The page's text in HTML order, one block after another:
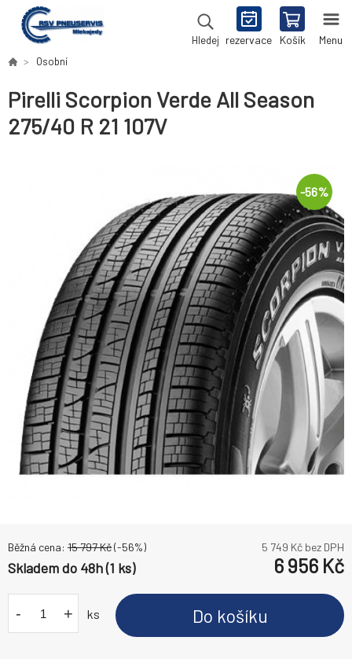
Hledej rezervace Košík Menu
Osobní
Pirelli Scorpion Verde All Season
275/40 R 21 107V
-56%
Běžná cena: 15 797Kč(-56%) 5 749 Kč bez DPH
Skladem do 48h (1 ks) 6 956 Kč
- + ks Do košíku